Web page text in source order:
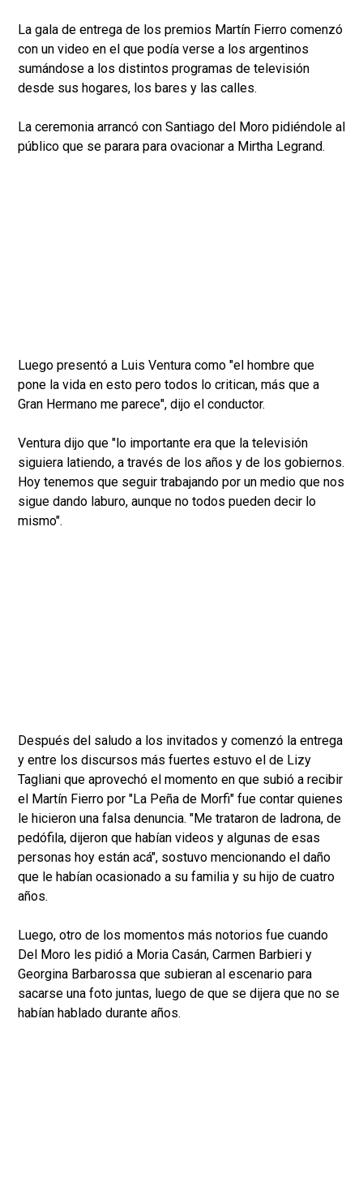
La gala de entrega de los premios Martín Fierro comenzó
con un video en el que podía verse a los argentinos
sumándose a los distintos programas de televisión
desde sus hogares, los bares y las calles.
La ceremonia arrancó con Santiago del Moro pidiéndole al
público que se parara para ovacionar a Mirtha Legrand.
Luego presentó a Luis Ventura como "el hombre que
pone la vida en esto pero todos lo critican, más que a
Gran Hermano me parece", dijo el conductor.
Ventura dijo que "lo importante era que la televisión
siguiera latiendo, a través de los años y de los gobiernos.
Hoy tenemos que seguir trabajando por un medio que nos
sigue dando laburo, aunque no todos pueden decir lo
mismo".
Después del saludo a los invitados y comenzó la entrega
y entre los discursos más fuertes estuvo el de Lizy
Tagliani que aprovechó el momento en que subió a recibir
el Martín Fierro por "La Peña de Morfi" fue contar quienes
le hicieron una falsa denuncia. "Me trataron de ladrona, de
pedófila, dijeron que habían videos y algunas de esas
personas hoy están acá", sostuvo mencionando el daño
que le habían ocasionado a su familia y su hijo de cuatro
años.
Luego, otro de los momentos más notorios fue cuando
Del Moro les pidió a Moria Casán, Carmen Barbieri y
Georgina Barbarossa que subieran al escenario para
sacarse una foto juntas, luego de que se dijera que no se
habían hablado durante años.